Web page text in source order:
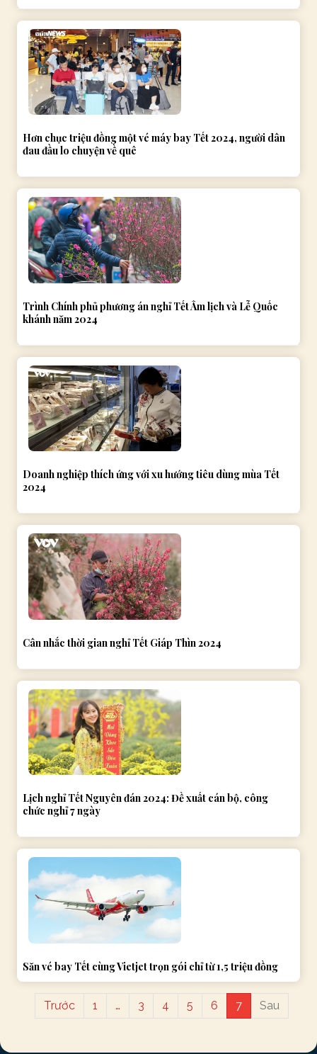
Hơn chục triệu đồng một vé máy bay Tết 2024, người dân
đau đầu lo chuyện về quê
Trình Chính phủ phương án nghỉ Tết Âm lịch và Lễ Quốc
khánh năm 2024
Doanh nghiệp thích ứng với xu hướng tiêu dùng mùa Tết
2024
Cân nhắc thời gian nghỉ Tết Giáp Thìn 2024
Lịch nghỉ Tết Nguyên đán 2024: Đề xuất cán bộ, công
chức nghỉ 7 ngày
Săn vé bay Tết cùng Vietjet trọn gói chỉ từ 1,5 triệu đồng
Trước 1 … 3 4 5 6 7 Sau